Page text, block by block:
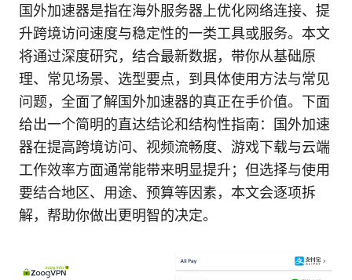
国外加速器是指在海外服务器上优化网络连接、提
升跨境访问速度与稳定性的一类工具或服务。本文
将通过深度研究，结合最新数据，带你从基础原
理、常见场景、选型要点，到具体使用方法与常见
问题，全面了解国外加速器的真正在手价值。下面
给出一个简明的直达结论和结构性指南：国外加速
器在提高跨境访问、视频流畅度、游戏下载与云端
工作效率方面通常能带来明显提升；但选择与使用
要结合地区、用途、预算等因素，本文会逐项拆
解，帮助你做出更明智的决定。